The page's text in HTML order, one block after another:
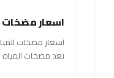
اسعار مضخات
تعد مضخات المياه